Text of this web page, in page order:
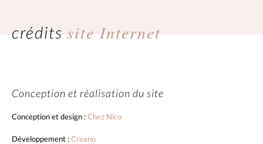
crédits site Internet
Conception et réalisation du site
Conception et design :Chez Nico
Développement :Creano